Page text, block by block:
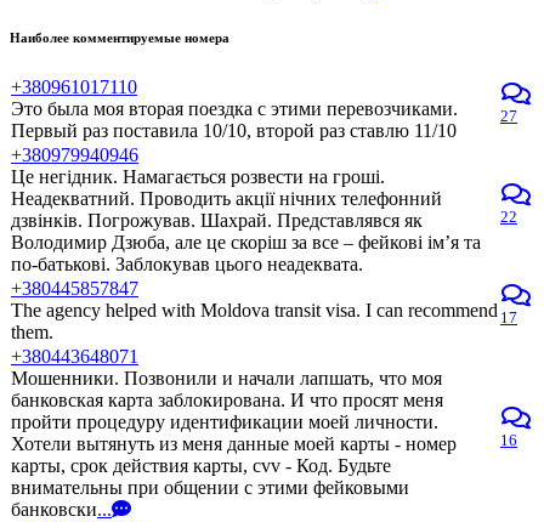
Наиболее комментируемые номера
+380961017110
Это была моя вторая поездка с этими перевозчиками.
Первый раз поставила 10/10, второй раз ставлю 11/10
27
+380979940946
Це негідник. Намагається розвести на гроші.
Неадекватний. Проводить акції нічних телефонний
дзвінків. Погрожував. Шахрай. Представлявся як
Володимир Дзюба, але це скоріш за все – фейкові ім’я та
по-батькові. Заблокував цього неадеквата.
22
+380445857847
The agency helped with Moldova transit visa. I can recommend
them.
17
+380443648071
Мошенники. Позвонили и начали лапшать, что моя
банковская карта заблокирована. И что просят меня
пройти процедуру идентификации моей личности.
Хотели вытянуть из меня данные моей карты - номер
карты, срок действия карты, cvv - Код. Будьте
внимательны при общении с этими фейковыми
банковски...
16